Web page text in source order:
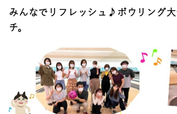
みんなでリフレッシュ♪ボウリング
チ。